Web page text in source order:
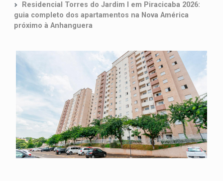
Residencial Torres do Jardim I em Piracicaba 2026:
guia completo dos apartamentos na Nova América
próximo à Anhanguera